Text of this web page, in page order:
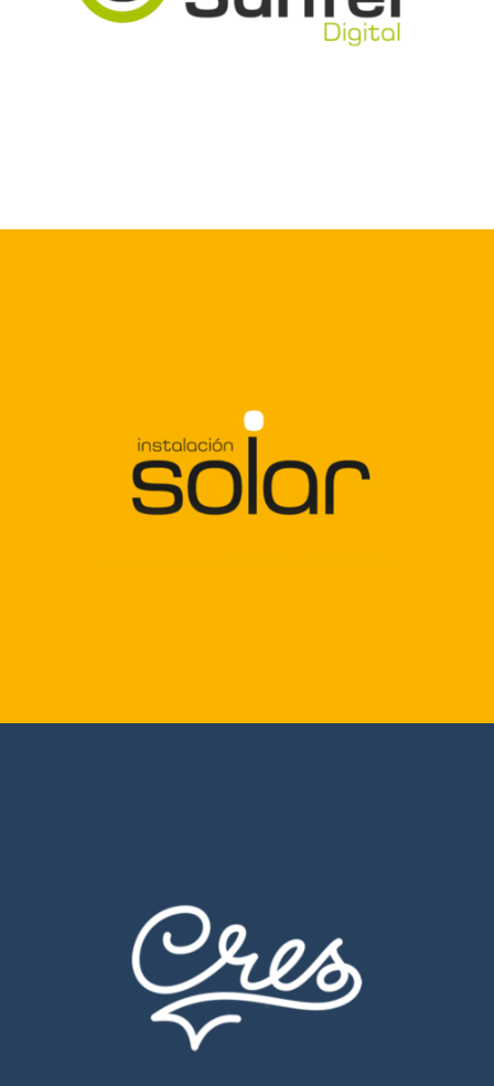
Instalación solar
Arte web / Id Corporativa
Cres
Arte web / Id Corporativa